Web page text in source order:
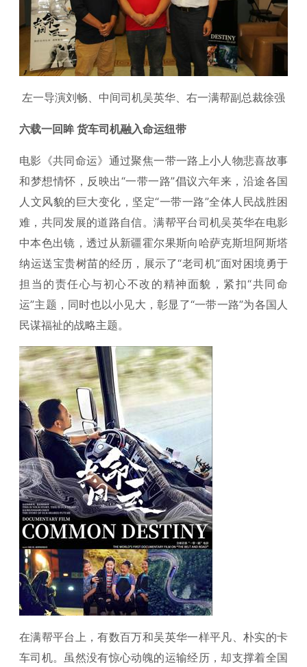
左一导演刘畅、中间司机吴英华、右一满帮副总裁徐强
六载一回眸 货车司机融入命运纽带
电影《共同命运》通过聚焦一带一路上小人物悲喜故事
和梦想情怀，反映出“一带一路”倡议六年来，沿途各国
人文风貌的巨大变化，坚定“一带一路”全体人民战胜困
难，共同发展的道路自信。满帮平台司机吴英华在电影
中本色出镜，透过从新疆霍尔果斯向哈萨克斯坦阿斯塔
纳运送宝贵树苗的经历，展示了“老司机”面对困境勇于
担当的责任心与初心不改的精神面貌，紧扣“共同命
运”主题，同时也以小见大，彰显了“一带一路”为各国人
民谋福祉的战略主题。
在满帮平台上，有数百万和吴英华一样平凡、朴实的卡
车司机。虽然没有惊心动魄的运输经历，却支撑着全国